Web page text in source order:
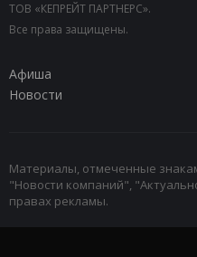
ТОВ «КЕПРЕЙТ ПАРТНЕРС».
Все права защищены.
Афиша
Новости
Материалы, отмеченные
"Новости компаний",
правах рекламы.